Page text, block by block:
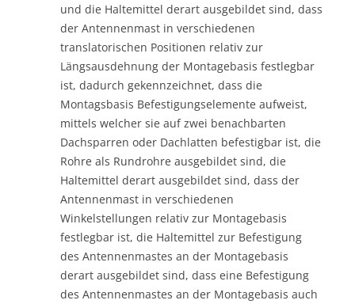
und die Haltemittel derart ausgebildet sind, dass
der Antennenmast in verschiedenen
translatorischen Positionen relativ zur
Längsausdehnung der Montagebasis festlegbar
ist, dadurch gekennzeichnet, dass die
Montagsbasis Befestigungselemente aufweist,
mittels welcher sie auf zwei benachbarten
Dachsparren oder Dachlatten befestigbar ist, die
Rohre als Rundrohre ausgebildet sind, die
Haltemittel derart ausgebildet sind, dass der
Antennenmast in verschiedenen
Winkelstellungen relativ zur Montagebasis
festlegbar ist, die Haltemittel zur Befestigung
des Antennenmastes an der Montagebasis
derart ausgebildet sind, dass eine Befestigung
des Antennenmastes an der Montagebasis auch